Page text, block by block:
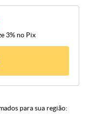
3% no Pix
para sua região: